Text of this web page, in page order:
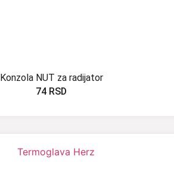
Konzola NUT za radijator
74 RSD